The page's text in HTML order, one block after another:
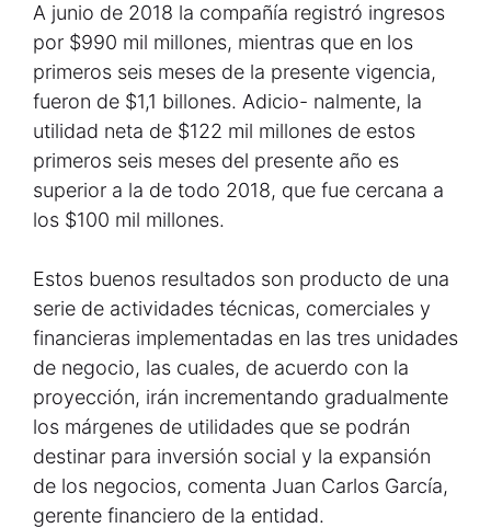
A junio de 2018 la compañía registró ingresos
por $990 mil millones, mientras que en los
primeros seis meses de la presente vigencia,
fueron de $1,1 billones. Adicio- nalmente, la
utilidad neta de $122 mil millones de estos
primeros seis meses del presente año es
superior a la de todo 2018, que fue cercana a
los $100 mil millones.
Estos buenos resultados son producto de una
serie de actividades técnicas, comerciales y
financieras implementadas en las tres unidades
de negocio, las cuales, de acuerdo con la
proyección, irán incrementando gradualmente
los márgenes de utilidades que se podrán
destinar para inversión social y la expansión
de los negocios, comenta Juan Carlos García,
gerente financiero de la entidad.